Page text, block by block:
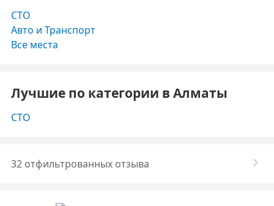
СТО
Авто и Транспорт
Все места
Лучшие по категории в Алматы
СТО
32 отфильтрованных отзыва